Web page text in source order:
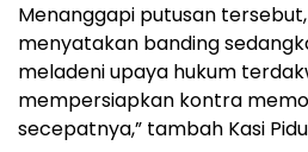
Menanggapi putusan
menyatakan banding
meladeni upaya hukum
mempersiapkan kontra
secepatnya,” tambah Kasi